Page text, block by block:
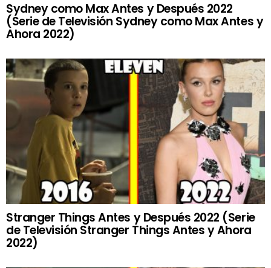
Sydney como Max Antes y Después 2022
(Serie de Televisión Sydney como Max Antes y
Ahora 2022)
Stranger Things Antes y Después 2022 (Serie
de Televisión Stranger Things Antes y Ahora
2022)